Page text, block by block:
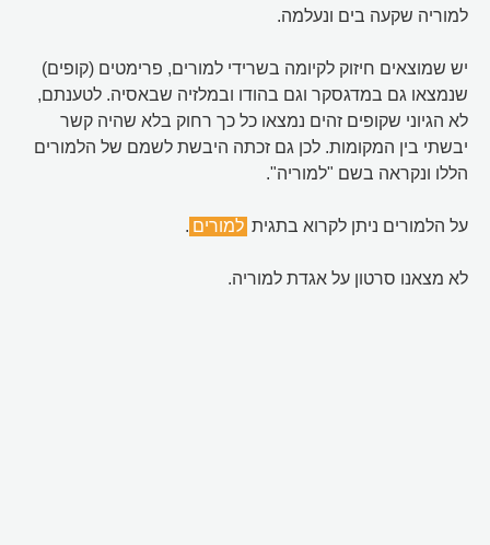
למוריה שקעה בים ונעלמה.
יש שמוצאים חיזוק לקיומה בשרידי למורים, פרימטים (קופים)
שנמצאו גם במדגסקר וגם בהודו ובמלזיה שבאסיה. לטענתם,
לא הגיוני שקופים זהים נמצאו כל כך רחוק בלא שהיה קשר
יבשתי בין המקומות. לכן גם זכתה היבשת לשמם של הלמורים
הללו ונקראה בשם "למוריה".
על הלמורים ניתן לקרוא בתגית למורים .
לא מצאנו סרטון על אגדת למוריה.